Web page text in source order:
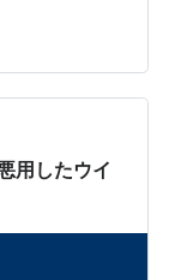
画面が表示さ
の画面にあ
か見つけ出し
ました。 こん
イルスに…
用したウイ